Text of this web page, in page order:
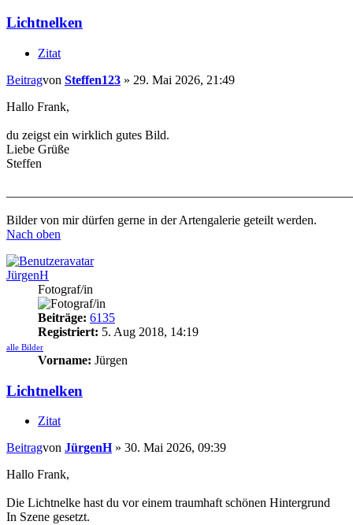
Lichtnelken
Zitat
Beitragvon Steffen123 » 29. Mai 2026, 21:49
Hallo Frank,
du zeigst ein wirklich gutes Bild.
Liebe Grüße
Steffen
Bilder von mir dürfen gerne in der Artengalerie geteilt werden.
Nach oben
JürgenH
Fotograf/in
Beiträge: 6135
Registriert: 5. Aug 2018, 14:19
alle Bilder
Vorname: Jürgen
Lichtnelken
Zitat
Beitragvon JürgenH» 30. Mai 2026, 09:39
Hallo Frank,
Die Lichtnelke hast du vor einem traumhaft schönen Hintergrund
In Szene gesetzt.